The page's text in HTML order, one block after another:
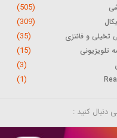
(505)
(309)
تخیلی و فانتزی (35)
تلویزیونی (15)
(3)
(1)
دنبال کنید :